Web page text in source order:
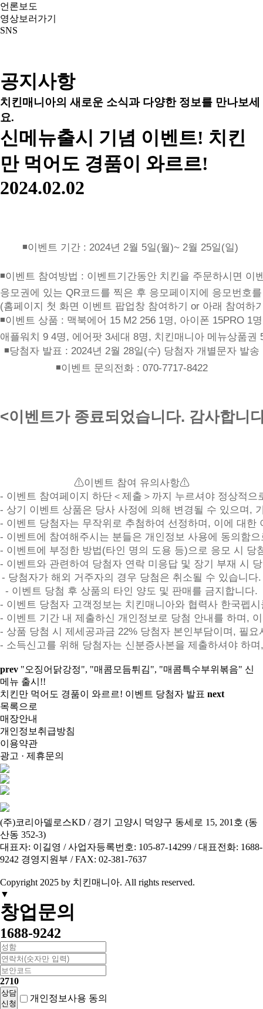
언론보도
영상보러가기
SNS
공지사항
치킨매니아의 새로운 소식과 다양한 정보를 만나보세
요.
신메뉴출시 기념 이벤트! 치킨
만 먹어도 경품이 와르르!
2024.02.02
◾이벤트 기간 : 2024년 2월 5일(월)~ 2월 25일(일)
◾이벤트 참여방법 : 이벤트기간동안 치킨을 주문하시면 이
응모권에 있는 QR코드를 찍은 후 응모페이지에 응모번호
(홈페이지 첫 화면 이벤트 팝업창 참여하기 or 아래 참여하
◾이벤트 상품 : 맥북에어 15 M2 256 1명, 아이폰 15PRO 1
애플워치 9 4명, 에어팟 3세대 8명, 치킨매니아 메뉴상품권
◾당첨자 발표 : 2024년 2월 28일(수) 당첨자 개별문자 발송
◾이벤트 문의전화 : 070-7717-8422
⚠이벤트 참여 유의사항⚠
- 이벤트 참여페이지 하단＜제출＞까지 누르셔야 정상적으
- 상기 이벤트 상품은 당사 사정에 의해 변경될 수 있으며,
- 이벤트 당첨자는 무작위로 추첨하여 선정하며, 이에 대한
- 이벤트에 참여해주시는 분들은 개인정보 사용에 동의함
- 이벤트에 부정한 방법(타인 명의 도용 등)으로 응모 시 당
- 이벤트와 관련하여 당첨자 연락 미응답 및 장기 부재 시
- 당첨자가 해외 거주자의 경우 당첨은 취소될 수 있습니다.
- 이벤트 당첨 후 상품의 타인 양도 및 판매를 금지합니다.
- 이벤트 당첨자 고객정보는 치킨매니아와 협력사 한국펩
- 이벤트 기간 내 제출하신 개인정보로 당첨 안내를 하며,
- 상품 당첨 시 제세공과금 22% 당첨자 본인부담이며, 필
- 소득신고를 위해 당첨자는 신분증사본을 제출하셔야 하
prev "오징어닭강정", "매콤모듬튀김", "매콤특수부위볶음" 신
메뉴 출시!!
치킨만 먹어도 경품이 와르르! 이벤트 당첨자 발표 next
목록으로
매장안내
개인정보취급방침
이용약관
광고 · 제휴문의
(주)코리아델로스KD / 경기 고양시 덕양구 동세로 15, 201호 (동
산동 352-3)
대표자: 이길영 / 사업자등록번호: 105-87-14299 / 대표전화: 1688-
9242 경영지원부 / FAX: 02-381-7637
Copyright 2025 by 치킨매니아. All rights reserved.
▼
창업문의
1688-9242
2710
상담
신청
개인정보사용 동의